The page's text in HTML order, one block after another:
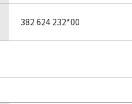
382 624 232*00